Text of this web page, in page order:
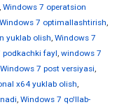
, Windows 7 operatsion
Windows 7 optimallashtirish,
yuklab olish, Windows 7
podkachki fayl, windows 7
Windows 7 post versiyasi,
x64 yuklab olish,
, Windows 7 qo'llab-